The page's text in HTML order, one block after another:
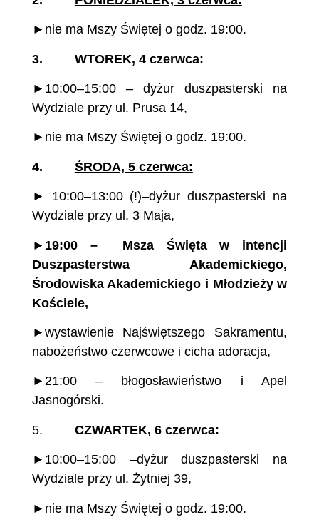
►nie ma Mszy Świętej o godz. 19:00.
3. WTOREK, 4 czerwca:
►10:00–15:00 – dyżur duszpasterski na
Wydziale przy ul. Prusa 14,
►nie ma Mszy Świętej o godz. 19:00.
4. ŚRODA, 5 czerwca:
► 10:00–13:00 (!)–dyżur duszpasterski na
Wydziale przy ul. 3 Maja,
►19:00 – Msza Święta w intencji
Duszpasterstwa Akademickiego,
Środowiska Akademickiego i Młodzieży w
Kościele,
►wystawienie Najświętszego Sakramentu,
nabożeństwo czerwcowe i cicha adoracja,
►21:00 – błogosławieństwo i Apel
Jasnogórski.
5. CZWARTEK, 6 czerwca:
►10:00–15:00 –dyżur duszpasterski na
Wydziale przy ul. Żytniej 39,
►nie ma Mszy Świętej o godz. 19:00.